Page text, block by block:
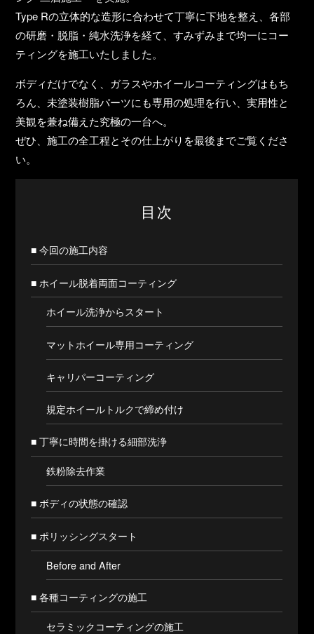
Type Rの立体的な造形に合わせて丁寧に下地を整え、各部
の研磨・脱脂・純水洗浄を経て、すみずみまで均一にコー
ティングを施工いたしました。
ボディだけでなく、ガラスやホイールコーティングはもち
ろん、未塗装樹脂パーツにも専用の処理を行い、実用性と
美観を兼ね備えた究極の一台へ。
ぜひ、施工の全工程とその仕上がりを最後までご覧くださ
い。
目次
■ 今回の施工内容
■ ホイール脱着両面コーティング
ホイール洗浄からスタート
マットホイール専用コーティング
キャリパーコーティング
規定ホイールトルクで締め付け
■ 丁寧に時間を掛ける細部洗浄
鉄粉除去作業
■ ボディの状態の確認
■ ポリッシングスタート
Before and After
■ 各種コーティングの施工
セラミックコーティングの施工